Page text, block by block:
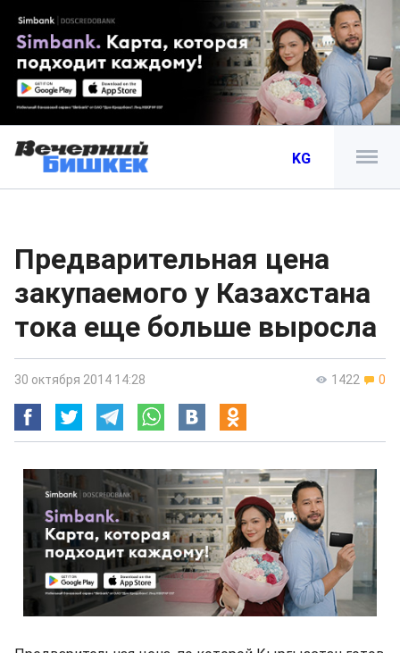
KG
Предварительная цена
закупаемого у Казахстана
тока еще больше выросла
1422 0
30 октября 2014 14:28